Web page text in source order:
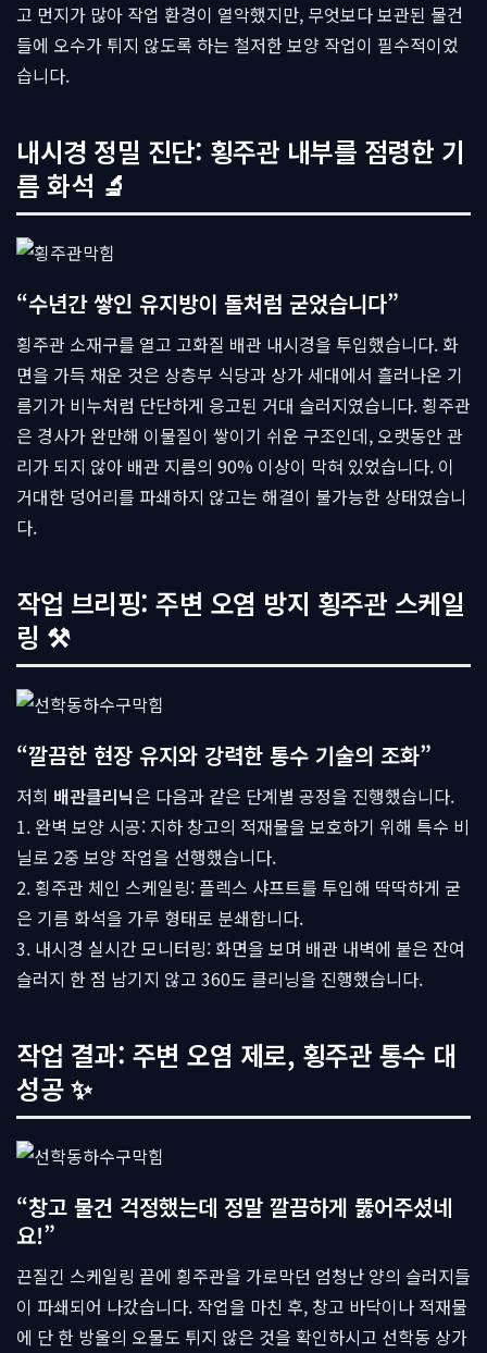
고 먼지가 많아 작업 환경이 열악했지만, 무엇보다 보관된 물건
들에 오수가 튀지 않도록 하는 철저한 보양 작업이 필수적이었
습니다.
내시경 정밀 진단: 횡주관 내부를 점령한 기
름 화석 🔬
“수년간 쌓인 유지방이 돌처럼 굳었습니다”
횡주관 소재구를 열고 고화질 배관 내시경을 투입했습니다. 화
면을 가득 채운 것은 상층부 식당과 상가 세대에서 흘러나온 기
름기가 비누처럼 단단하게 응고된 거대 슬러지였습니다. 횡주관
은 경사가 완만해 이물질이 쌓이기 쉬운 구조인데, 오랫동안 관
리가 되지 않아 배관 지름의 90% 이상이 막혀 있었습니다. 이
거대한 덩어리를 파쇄하지 않고는 해결이 불가능한 상태였습니
다.
작업 브리핑: 주변 오염 방지 횡주관 스케일
링 ⚒
“깔끔한 현장 유지와 강력한 통수 기술의 조화”
저희 배관클리닉은 다음과 같은 단계별 공정을 진행했습니다.
1. 완벽 보양 시공: 지하 창고의 적재물을 보호하기 위해 특수 비
닐로 2중 보양 작업을 선행했습니다.
2. 횡주관 체인 스케일링: 플렉스 샤프트를 투입해 딱딱하게 굳
은 기름 화석을 가루 형태로 분쇄합니다.
3. 내시경 실시간 모니터링: 화면을 보며 배관 내벽에 붙은 잔여
슬러지 한 점 남기지 않고 360도 클리닝을 진행했습니다.
작업 결과: 주변 오염 제로, 횡주관 통수 대
성공 ✨
“창고 물건 걱정했는데 정말 깔끔하게 뚫어주셨네
요!”
끈질긴 스케일링 끝에 횡주관을 가로막던 엄청난 양의 슬러지들
이 파쇄되어 나갔습니다. 작업을 마친 후, 창고 바닥이나 적재물
에 단 한 방울의 오물도 튀지 않은 것을 확인하시고 선학동 상가